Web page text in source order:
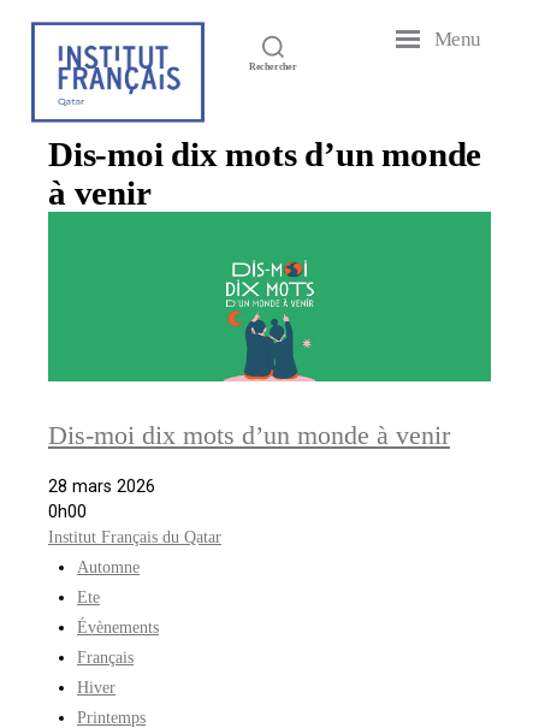
Rechercher
Institut
Français
Qatar
Menu
Dis-moi dix mots d’un monde
à venir
Dis-moi dix mots d’un monde à venir
28 mars 2026
0h00
Institut Français du Qatar
Automne
Ete
Évènements
Français
Hiver
Printemps